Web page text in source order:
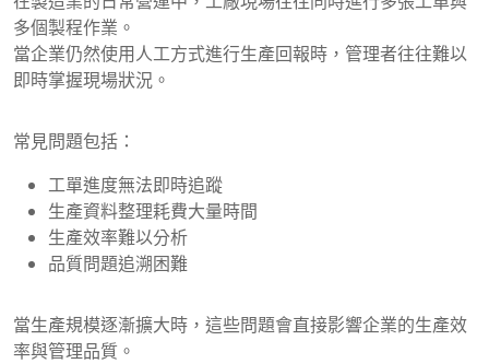
多個製程作業。
當企業仍然使用人工方式進行生產回報時，管理者往往難以
即時掌握現場狀況。
常見問題包括：
工單進度無法即時追蹤
生產資料整理耗費大量時間
生產效率難以分析
品質問題追溯困難
當生產規模逐漸擴大時，這些問題會直接影響企業的生產效
率與管理品質。